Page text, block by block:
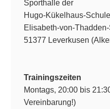
Sporthalle der
Hugo-Kükelhaus-Schule
Elisabeth-von-Thadden-
51377 Leverkusen
Trainingszeiten
Montags, 20:00 bis
Vereinbarung!)